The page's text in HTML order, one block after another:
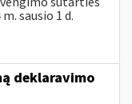
sausio 1 d.
deklaravimo